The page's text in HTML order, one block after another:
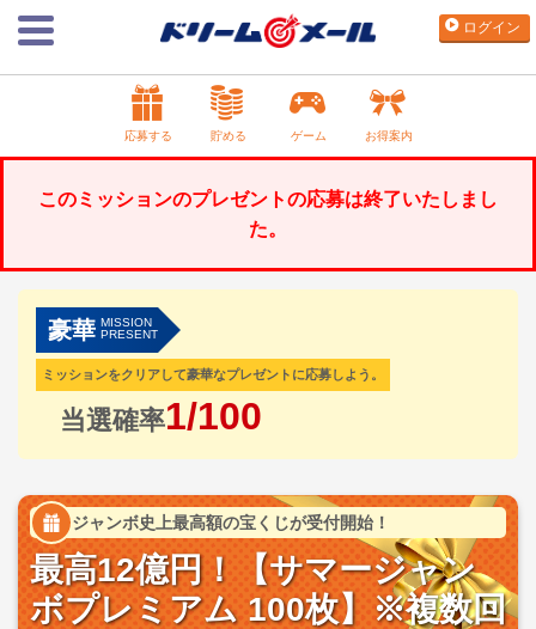
ログイン
応募する 貯める ゲーム お得案内
このミッションのプレゼントの応募は終了いたしまし
た。
豪華 MISSION
PRESENT
ミッションをクリアして豪華なプレゼントに応募しよう。
当選確率1/100
ジャンボ史上最高額の宝くじが受付開始！
最高12億円！【サマージャン
ボプレミアム 100枚】※複数回